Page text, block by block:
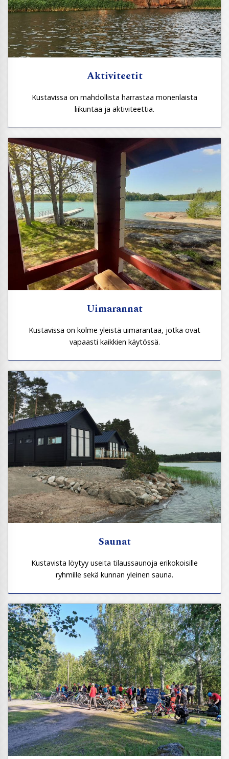
Aktiviteetit
Kustavissa on mahdollista harrastaa monenlaista
liikuntaa ja aktiviteettia.
Uimarannat
Kustavissa on kolme yleistä uimarantaa, jotka ovat
vapaasti kaikkien käytössä.
Saunat
Kustavista löytyy useita tilaussaunoja erikokoisille
ryhmille sekä kunnan yleinen sauna.